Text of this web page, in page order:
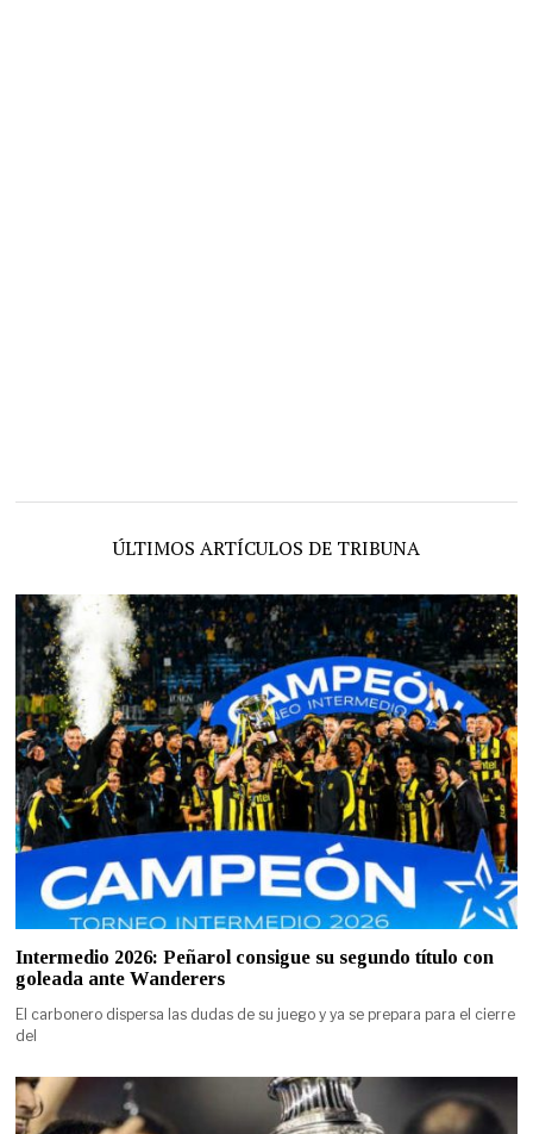
ÚLTIMOS ARTÍCULOS DE TRIBUNA
Intermedio 2026: Peñarol consigue su segundo título con
goleada ante Wanderers
El carbonero dispersa las dudas de su juego y ya se prepara para el cierre
del